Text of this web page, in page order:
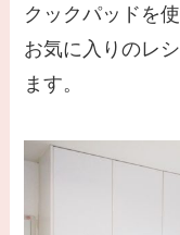
クックパッドを
お気に入りのレ
ます。